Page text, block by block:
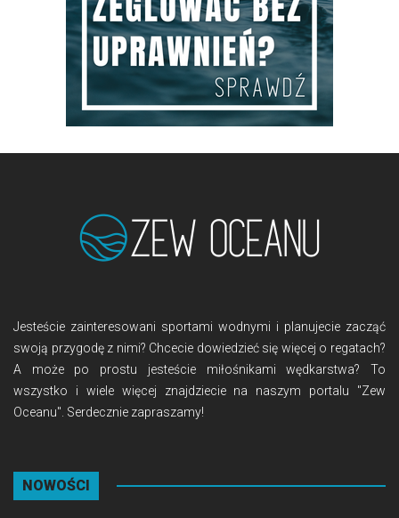
Jesteście zainteresowani sportami wodnymi i planujecie zacząć
swoją przygodę z nimi? Chcecie dowiedzieć się więcej o regatach?
A może po prostu jesteście miłośnikami wędkarstwa? To
wszystko i wiele więcej znajdziecie na naszym portalu "Zew
Oceanu". Serdecznie zapraszamy!
NOWOŚCI